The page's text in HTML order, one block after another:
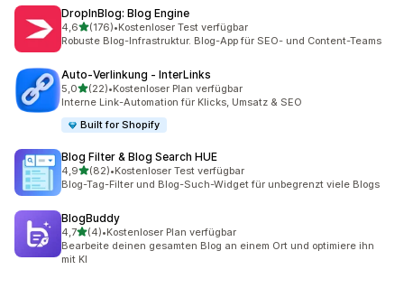
DropInBlog: Blog Engine
4,6von 5 Sternen
(176)
176 Rezensionen insgesamt
•Kostenloser Test verfügbar
Robuste Blog-Infrastruktur. Blog-App für SEO- und Content-Teams
Auto‑Verlinkung ‑ InterLinks
5,0von 5 Sternen
(22)
22 Rezensionen insgesamt
•Kostenloser Plan verfügbar
Interne Link-Automation für Klicks, Umsatz & SEO
Built for Shopify
Blog Filter & Blog Search HUE
4,9von 5 Sternen
(82)
82 Rezensionen insgesamt
•Kostenloser Test verfügbar
Blog-Tag-Filter und Blog-Such-Widget für unbegrenzt viele Blogs
BlogBuddy
4,7von 5 Sternen
(4)
4 Rezensionen insgesamt
•Kostenloser Plan verfügbar
Bearbeite deinen gesamten Blog an einem Ort und optimiere ihn
mit KI